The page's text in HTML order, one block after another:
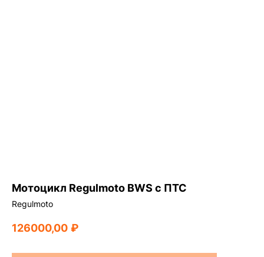
Мотоцикл Regulmoto BWS с ПТС
Regulmoto
126000,00 ₽